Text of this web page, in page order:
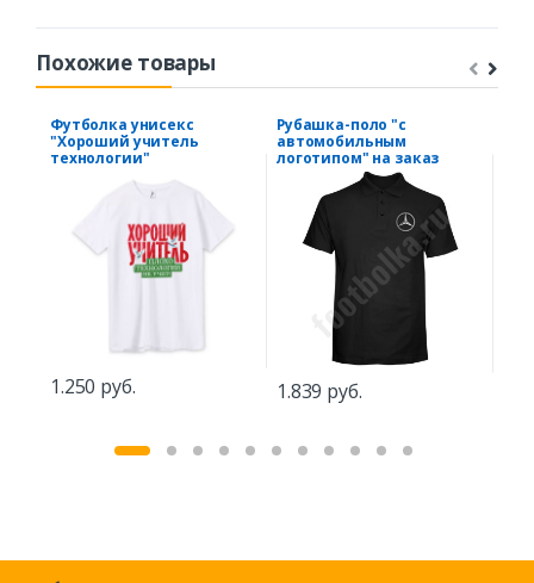
Похожие товары
Футболка унисекс
"Хороший учитель
технологии"
1.250 руб.
Рубашка-поло "с
автомобильным
логотипом" на заказ
1.839 руб.